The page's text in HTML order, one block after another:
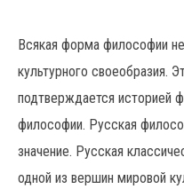
Всякая форма философии
культурного своеобразия.
подтверждается историей
философии. Русская
значение. Русская
одной из вершин мировой